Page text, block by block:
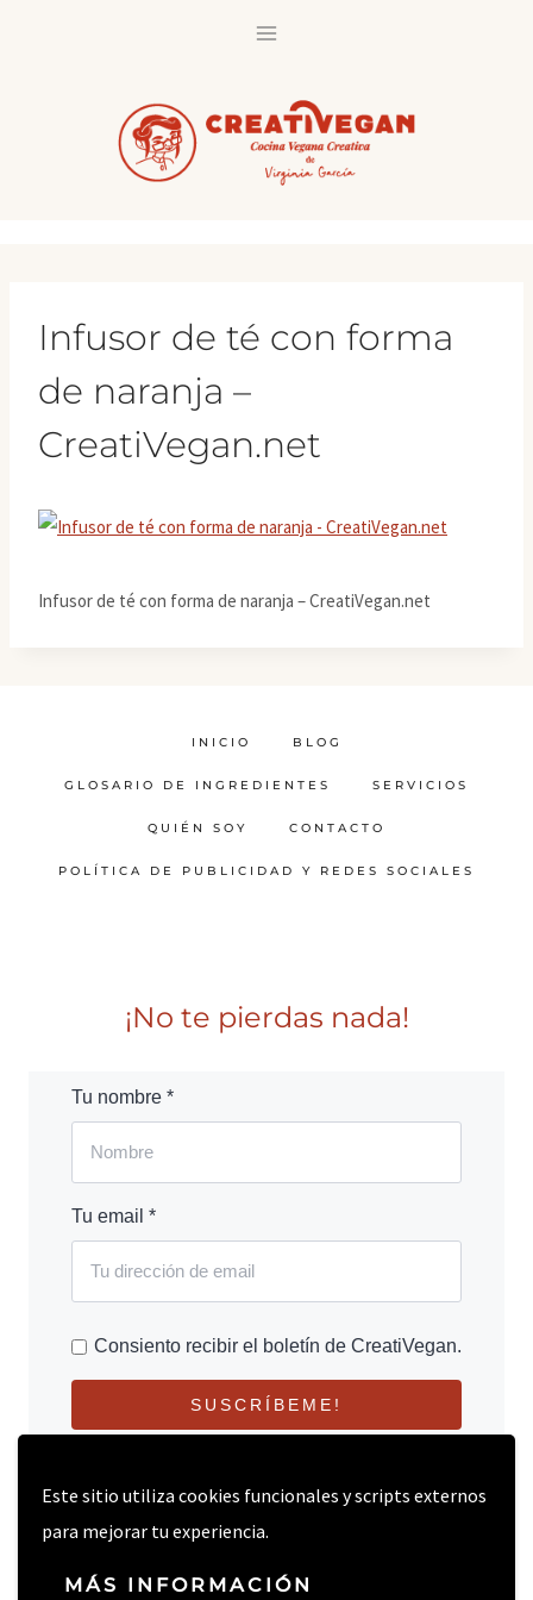
Este sitio utiliza cookies funcionales y scripts externos
para mejorar tu experiencia.
MÁS INFORMACIÓN
Infusor de té con forma
de naranja –
CreatiVegan.net
Infusor de té con forma de naranja – CreatiVegan.net
INICIO BLOG
GLOSARIO DE INGREDIENTES SERVICIOS
QUIÉN SOY CONTACTO
POLÍTICA DE PUBLICIDAD Y REDES SOCIALES
¡No te pierdas nada!
Tu nombre *
Tu email *
Consiento recibir el boletín de CreatiVegan.
SUSCRÍBEME!